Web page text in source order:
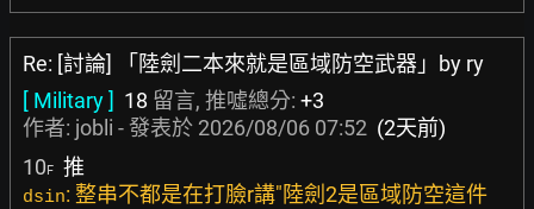
Re: [討論] 「陸劍二本來就是區域防空武器」by ry
[ Military ] 18 留言, 推噓總分: +3
作者: jobli - 發表於 2026/08/06 07:52 (2天前)
10F 推
dsin: 整串不都是在打臉r講"陸劍2是區域防空這件